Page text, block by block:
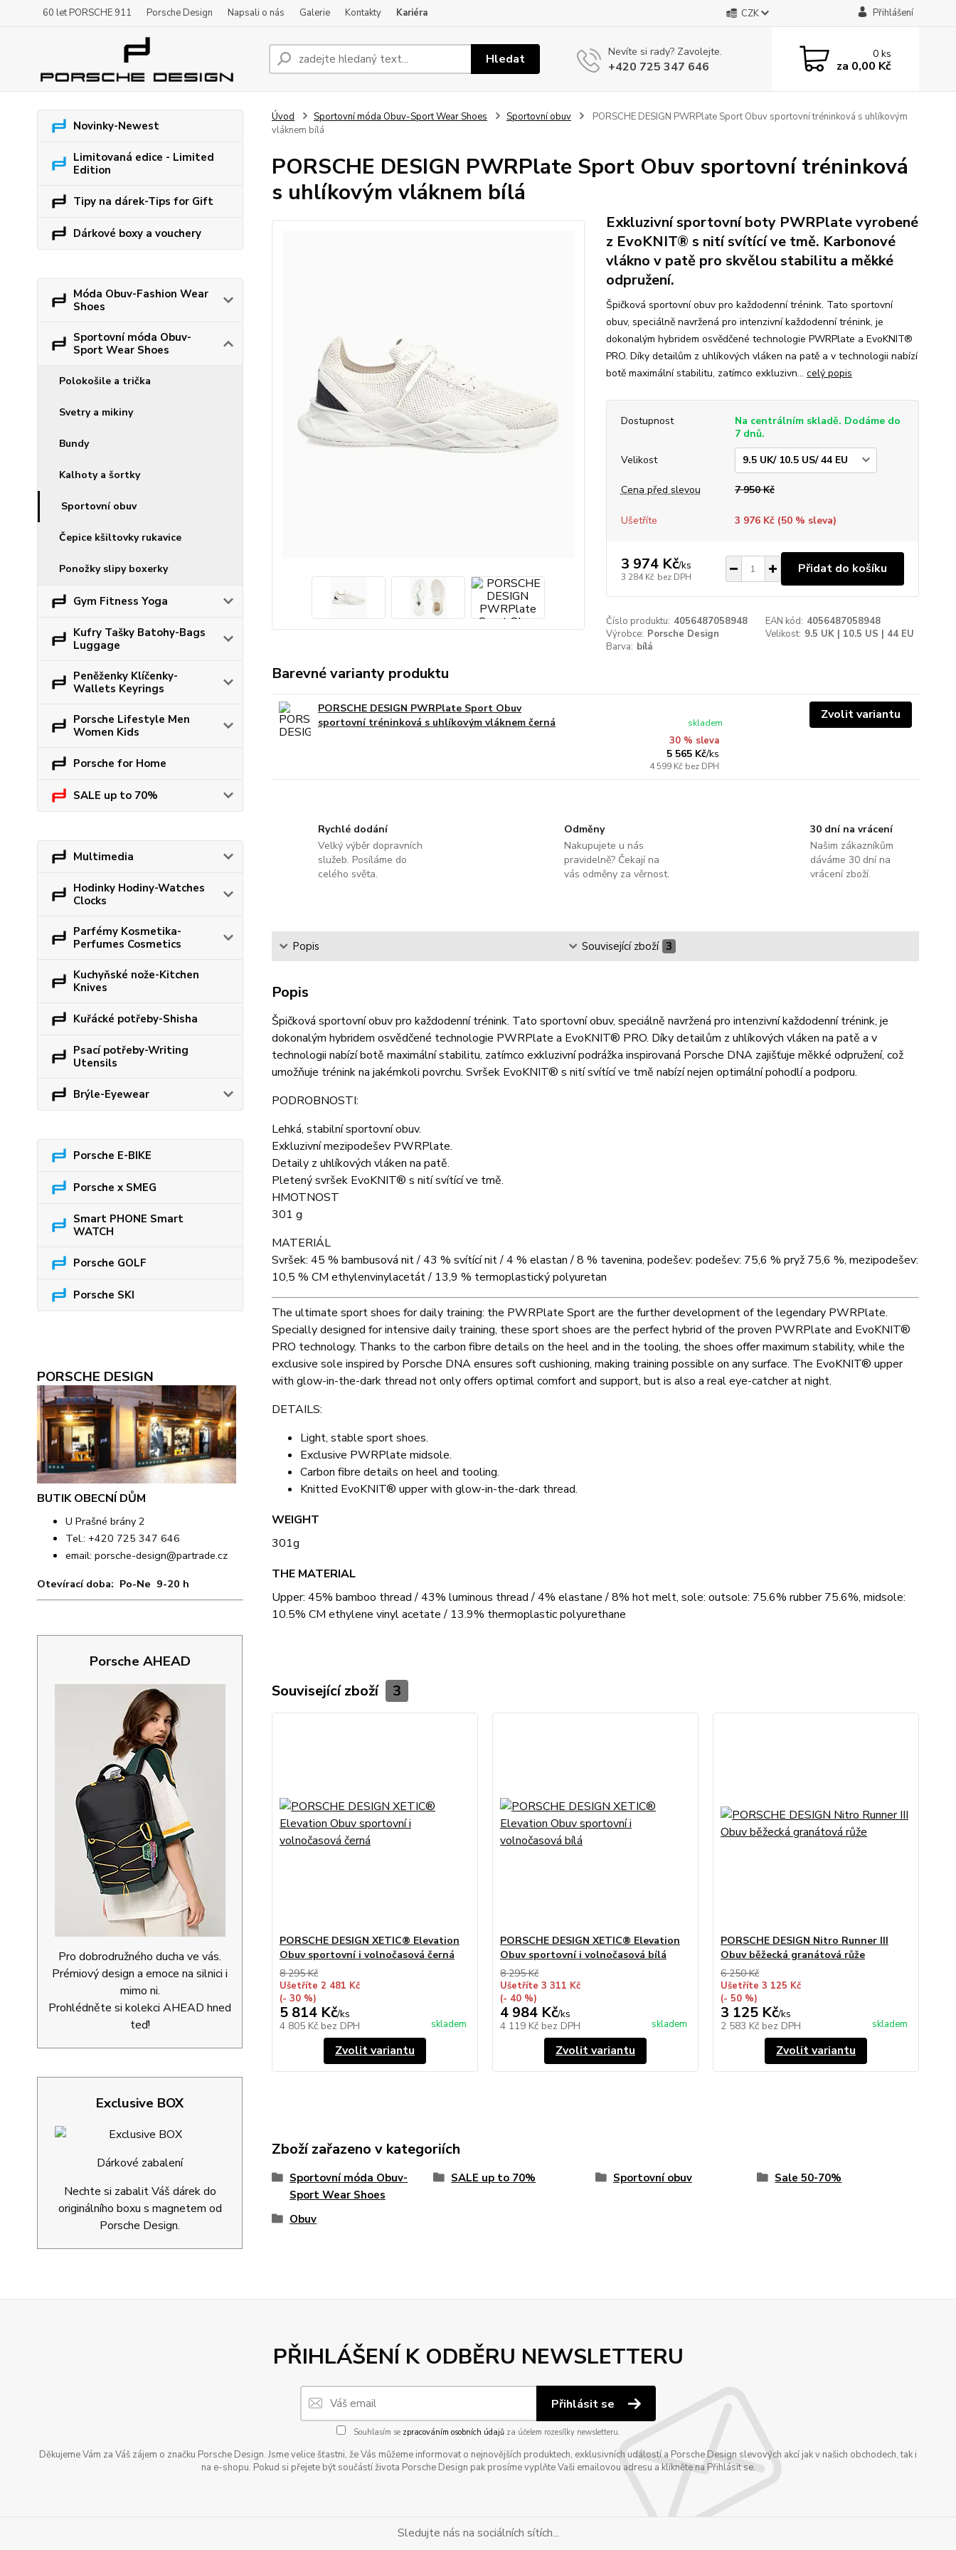
60 let PORSCHE 911 Porsche Design Napsali o nás Galerie Kontakty Kariéra CZK Přihlášení
Hledat Nevíte si rady? Zavolejte.
+420 725 347 646
0ks
za 0,00 Kč
Novinky-Newest
Limitovaná edice - Limited
Edition
Tipy na dárek-Tips for Gift
Dárkové boxy a vouchery
Móda Obuv-Fashion Wear
Shoes
Sportovní móda Obuv-
Sport Wear Shoes
Polokošile a trička
Svetry a mikiny
Bundy
Kalhoty a šortky
Sportovní obuv
Čepice kšiltovky rukavice
Ponožky slipy boxerky
Gym Fitness Yoga
Kufry Tašky Batohy-Bags
Luggage
Peněženky Klíčenky-
Wallets Keyrings
Porsche Lifestyle Men
Women Kids
Porsche for Home
SALE up to 70%
Multimedia
Hodinky Hodiny-Watches
Clocks
Parfémy Kosmetika-
Perfumes Cosmetics
Kuchyňské nože-Kitchen
Knives
Kuřácké potřeby-Shisha
Psací potřeby-Writing
Utensils
Brýle-Eyewear
Porsche E-BIKE
Porsche x SMEG
Smart PHONE Smart
WATCH
Porsche GOLF
Porsche SKI
PORSCHE DESIGN
BUTIK OBECNÍ DŮM
U Prašné brány 2
Tel.: +420 725 347 646
email: porsche-design@partrade.cz
Otevírací doba: Po-Ne 9-20 h
Porsche AHEAD
Pro dobrodružného ducha ve vás.
Prémiový design a emoce na silnici i
mimo ni.
Prohlédněte si kolekci AHEAD hned
teď!
Exclusive BOX
Dárkové zabalení
Nechte si zabalit Váš dárek do
originálního boxu s magnetem od
Porsche Design.
Úvod Sportovní móda Obuv-Sport Wear Shoes Sportovní obuv
PORSCHE DESIGN PWRPlate Sport Obuv sportovní tréninková s uhlíkovým
vláknem bílá
PORSCHE DESIGN PWRPlate Sport Obuv sportovní tréninková
s uhlíkovým vláknem bílá
Exkluzivní sportovní boty PWRPlate vyrobené
z EvoKNIT® s nití svítící ve tmě. Karbonové
vlákno v patě pro skvělou stabilitu a měkké
odpružení.
Špičková sportovní obuv pro každodenní trénink. Tato sportovní
obuv, speciálně navržená pro intenzivní každodenní trénink, je
dokonalým hybridem osvědčené technologie PWRPlate a EvoKNIT®
PRO. Díky detailům z uhlíkových vláken na patě a v technologii nabízí
botě maximální stabilitu, zatímco exkluzivn... celý popis
Dostupnost
Na centrálním skladě. Dodáme do
7 dnů.
Velikost
Cena před slevou 7 950 Kč
Ušetříte 3 976 Kč (50% sleva)
3 974 Kč/ks
3 284 Kč bez DPH
Přidat do košíku
Číslo produktu: 4056487058948 EAN kód: 4056487058948
Výrobce: Porsche Design Velikost: 9.5 UK | 10.5 US | 44 EU
Barva: bílá
Barevné varianty produktu
PORSCHE DESIGN PWRPlate Sport Obuv
sportovní tréninková s uhlíkovým vláknem černá
30 % sleva
5 565 Kč/ks
4 599 Kč bez DPH
skladem
Zvolit variantu
Rychlé dodání
Velký výběr dopravních
služeb. Posíláme do
celého světa.
Odměny
Nakupujete u nás
pravidelně? Čekají na
vás odměny za věrnost.
30 dní na vrácení
Našim zákazníkům
dáváme 30 dní na
vrácení zboží.
Popis Související zboží 3
Popis
Špičková sportovní obuv pro každodenní trénink. Tato sportovní obuv, speciálně navržená pro intenzivní každodenní trénink, je
dokonalým hybridem osvědčené technologie PWRPlate a EvoKNIT® PRO. Díky detailům z uhlíkových vláken na patě a v
technologii nabízí botě maximální stabilitu, zatímco exkluzivní podrážka inspirovaná Porsche DNA zajišťuje měkké odpružení, což
umožňuje trénink na jakémkoli povrchu. Svršek EvoKNIT® s nití svítící ve tmě nabízí nejen optimální pohodlí a podporu.
PODROBNOSTI:
Lehká, stabilní sportovní obuv.
Exkluzivní mezipodešev PWRPlate.
Detaily z uhlíkových vláken na patě.
Pletený svršek EvoKNIT® s nití svítící ve tmě.
HMOTNOST
301 g
MATERIÁL
Svršek: 45 % bambusová nit / 43 % svítící nit / 4 % elastan / 8 % tavenina, podešev: podešev: 75,6 % pryž 75,6 %, mezipodešev:
10,5 % CM ethylenvinylacetát / 13,9 % termoplastický polyuretan
The ultimate sport shoes for daily training: the PWRPlate Sport are the further development of the legendary PWRPlate.
Specially designed for intensive daily training, these sport shoes are the perfect hybrid of the proven PWRPlate and EvoKNIT®
PRO technology. Thanks to the carbon fibre details on the heel and in the tooling, the shoes offer maximum stability, while the
exclusive sole inspired by Porsche DNA ensures soft cushioning, making training possible on any surface. The EvoKNIT® upper
with glow-in-the-dark thread not only offers optimal comfort and support, but is also a real eye-catcher at night.
DETAILS:
Light, stable sport shoes.
Exclusive PWRPlate midsole.
Carbon fibre details on heel and tooling.
Knitted EvoKNIT® upper with glow-in-the-dark thread.
WEIGHT
301g
THE MATERIAL
Upper: 45% bamboo thread / 43% luminous thread / 4% elastane / 8% hot melt, sole: outsole: 75.6% rubber 75.6%, midsole:
10.5% CM ethylene vinyl acetate / 13.9% thermoplastic polyurethane
Související zboží 3
PORSCHE DESIGN XETIC® Elevation
Obuv sportovní i volnočasová černá
8 295 Kč
Ušetříte 2 481 Kč
(- 30 %)
5 814 Kč/ks
4 805 Kč bez DPH skladem
Zvolit variantu
PORSCHE DESIGN XETIC® Elevation
Obuv sportovní i volnočasová bílá
8 295 Kč
Ušetříte 3 311 Kč
(- 40 %)
4 984 Kč/ks
4 119 Kč bez DPH skladem
Zvolit variantu
PORSCHE DESIGN Nitro Runner III
Obuv běžecká granátová růže
6 250 Kč
Ušetříte 3 125 Kč
(- 50 %)
3 125 Kč/ks
2 583 Kč bez DPH skladem
Zvolit variantu
Zboží zařazeno v kategoriích
Sportovní móda Obuv-
Sport Wear Shoes
SALE up to 70% Sportovní obuv Sale 50-70%
Obuv
PŘIHLÁŠENÍ K ODBĚRU NEWSLETTERU
Přihlásit se
Souhlasím se zpracováním osobních údajůza účelem rozesílky newsletteru.
Děkujeme Vám za Váš zájem o značku Porsche Design. Jsme velice šťastni, že Vás můžeme informovat o nejnovějších produktech, exklusivních událostí a Porsche Design slevových akcí jak v našich obchodech, tak i
na e-shopu. Pokud si přejete být součástí života Porsche Design pak prosíme vyplňte Vaši emailovou adresu a klikněte na Přihlásit se.
Sledujte nás na sociálních sítích...